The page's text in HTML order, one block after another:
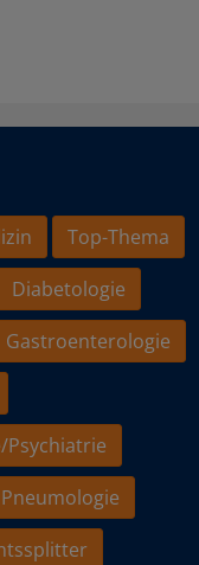
Top-Thema
Diabetologie
Gastroenterologie
Pneumologie